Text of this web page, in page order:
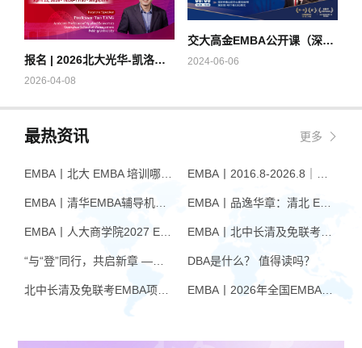
报名 | 2026北大光华-凯洛格国际EMBA全球公开课@新加坡
2026-04-08
交大高金EMBA公开课（深圳）-大通胀下的全球金融市场与投资策略-6月6日
2024-06-06
最热资讯 更多
EMBA丨品逸华章：清北 EMBA 辅导的学院派实力全景
EMBA丨北中长清及免联考EMBA项目申请时间汇总（7月篇）
DBA是什么？ 值得读吗？
EMBA丨2026年全国EMBA学费汇总